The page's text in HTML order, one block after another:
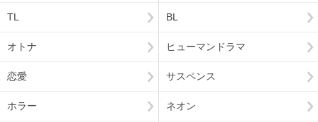
TL BL
オトナ ヒューマンドラマ
恋愛 サスペンス
ホラー ネオン